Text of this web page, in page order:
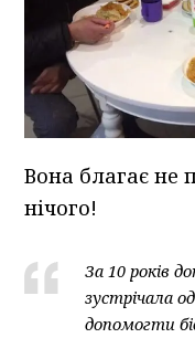
Вона благає не
нічого!
За 10 років
зустрічала
допомогти